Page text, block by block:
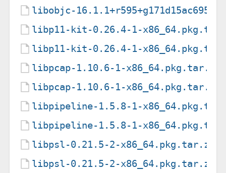
libobjc-
libp11-kit-0.26.4-1-
libp11-kit-0.26.4-1-
libpcap-1.10.6-1-x86_64.pkg.tar.zst
libpcap-1.10.6-1-
libpipeline-1.5.8-1-
libpipeline-1.5.8-1-
libpsl-0.21.5-2-x86_64.pkg.tar.zst
libpsl-0.21.5-2-